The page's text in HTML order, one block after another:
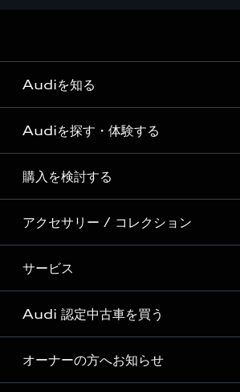
Audiを知る
Audi ブランド
Story of Progress
Audi Sport
Formula 1®
デジタルサービス
Audiを探す・体験する
ディーラー検索
新車在庫検索
試乗車・展示車検索
見積り依頼
試乗予約
購入を検討する
モデル一覧
特別仕様モデル / 限定モデル
e-tronラインアップ
価格シミュレーション
車両比較
アクセサリー / コレクション
純正アクセサリー
オンラインショップ
Audi collection
アウディナビアプリ
サービス
サービス入庫予約
サービスプログラム
メンテナンス
Audi 認定中古車を買う
Audi認定中古車
オーナーの方へお知らせ